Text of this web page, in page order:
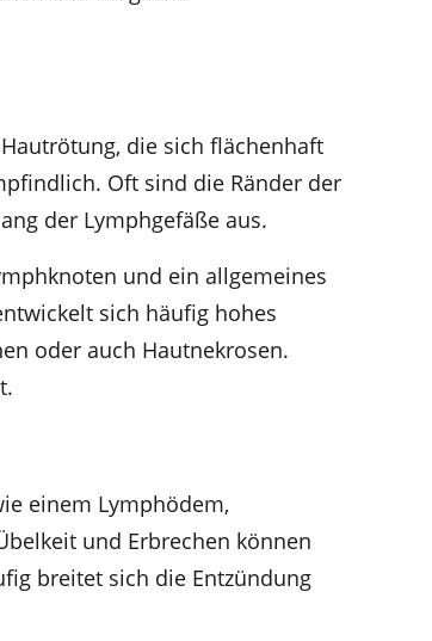
die sich flächenhaft
Oft sind die Ränder der
der Lymphgefäße aus.
und ein allgemeines
sich häufig hohes
oder auch Hautnekrosen.
einem Lymphödem,
und Erbrechen können
breitet sich die Entzündung